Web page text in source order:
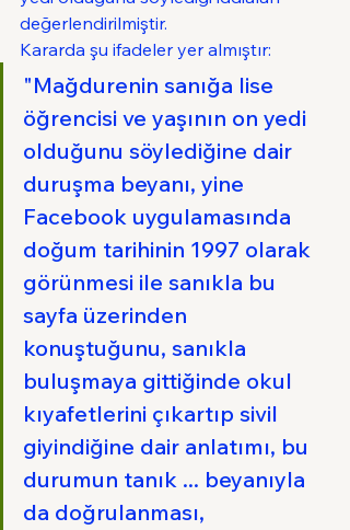
değerlendirilmiştir.
Kararda şu ifadeler yer almıştır:
"Mağdurenin sanığa lise
öğrencisi ve yaşının on yedi
olduğunu söylediğine dair
duruşma beyanı, yine
Facebook uygulamasında
doğum tarihinin 1997 olarak
görünmesi ile sanıkla bu
sayfa üzerinden
konuştuğunu, sanıkla
buluşmaya gittiğinde okul
kıyafetlerini çıkartıp sivil
giyindiğine dair anlatımı, bu
durumun tanık ... beyanıyla
da doğrulanması,